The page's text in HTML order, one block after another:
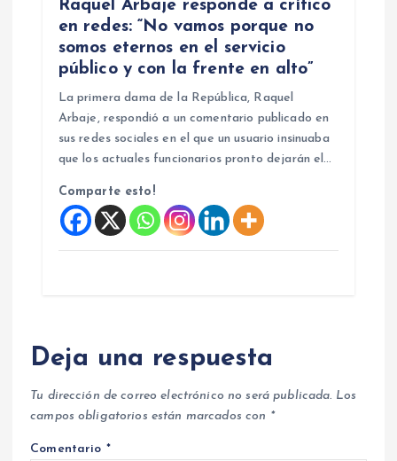
Raquel Arbaje responde a crítico
en redes: “No vamos porque no
somos eternos en el servicio
público y con la frente en alto”
La primera dama de la República, Raquel
Arbaje, respondió a un comentario publicado en
sus redes sociales en el que un usuario insinuaba
que los actuales funcionarios pronto dejarán el…
Comparte esto!
Deja una respuesta
Tu dirección de correo electrónico no será publicada. Los
campos obligatorios están marcados con *
Comentario *